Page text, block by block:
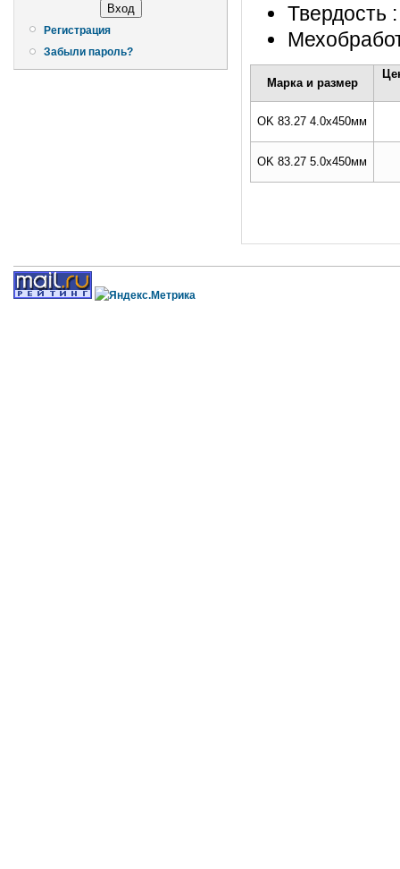
Регистрация
Забыли пароль?
Твердость
Марка и размер
OK 83.27 4.0x450мм
OK 83.27 5.0x450мм